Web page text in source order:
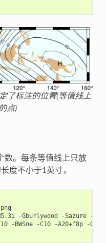
了标注的位置(等值线上
点)
数。每条等值线上只放
度不小于1英寸，
-Gburlywood -Sazure -
-BWSne -C10 -A20+f8p -